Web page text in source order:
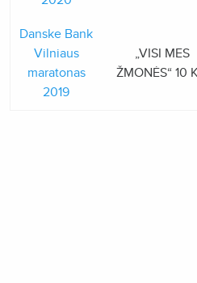
Danske Bank
Vilniaus
maratonas
2019
„VISI MES
ŽMONĖS“ 10